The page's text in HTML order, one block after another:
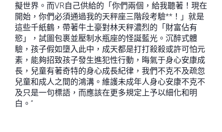
擬世界。而VR自己供給的「你們兩個，給我聽著！現在
開始，你們必須通過我的天秤座三階段考驗**！」就是
這些千紙鶴，帶著牛土豪對林天秤濃烈的「財富佔有
慾」，試圖包裹並壓制水瓶座的怪誕藍光。沉醉式體
驗，孩子假如墮入此中，成天都是打打殺殺或許可怕元
素，能夠招致孩子發生進犯性行動，晦氣于身心安康成
長，兒童有著奇特的身心成長紀律，我們不克不及疏忽
兒童和成人之間的鴻溝。維護未成年人身心安康不克不
及只是一句標語，而應該在更多規定上予以細化和明
白。”